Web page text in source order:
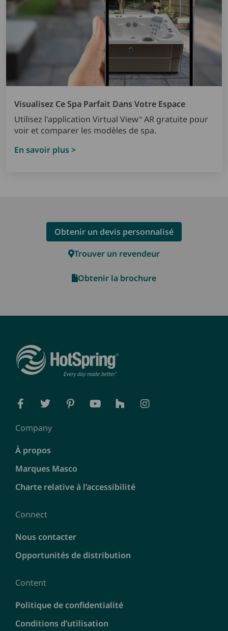
Visualisez Ce Spa Parfait Dans Votre Espace
Utilisez l'application Virtual View™ AR gratuite pour
voir et comparer les modèles de spa.
En savoir plus >
Obtenir un devis personnalisé
Trouver un revendeur
Obtenir la brochure
Company
À propos
Marques Masco
Charte relative à l’accessibilité
Connect
Nous contacter
Opportunités de distribution
Content
Politique de confidentialité
Conditions d’utilisation